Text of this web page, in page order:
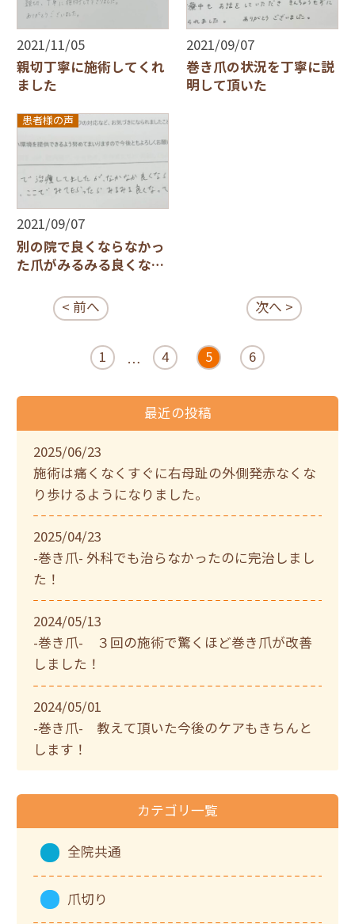
2021/11/05
親切丁寧に施術してくれ
ました
2021/09/07
巻き爪の状況を丁寧に説
明して頂いた
患者様の声
2021/09/07
別の院で良くならなかっ
た爪がみるみる良くなっ
< 前へ
1 … 4 5 6
次へ >
最近の投稿
2025/06/23
施術は痛くなくすぐに右母趾の外側発赤なくな
り歩けるようになりました。
2025/04/23
-巻き爪- 外科でも治らなかったのに完治しまし
た！
2024/05/13
-巻き爪- ３回の施術で驚くほど巻き爪が改善
しました！
2024/05/01
-巻き爪- 教えて頂いた今後のケアもきちんと
します！
カテゴリ一覧
全院共通
爪切り